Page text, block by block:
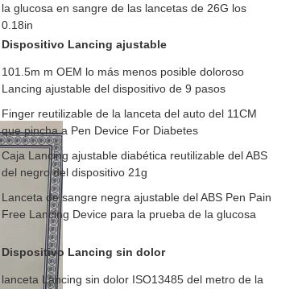
la glucosa en sangre de las lancetas de 26G los
0.18in
Dispositivo Lancing ajustable
101.5m m OEM lo más menos posible doloroso
Lancing ajustable del dispositivo de 9 pasos
Finger reutilizable de la lanceta del auto del 11CM
que pincha a Pen Device For Diabetes
Caja Lancing ajustable diabética reutilizable del ABS
del negro del dispositivo 21g
Lanceta de sangre negra ajustable del ABS Pen Pain
Free Lancing Device para la prueba de la glucosa
Dispositivo Lancing sin dolor
lanceta Lancing sin dolor ISO13485 del metro de la